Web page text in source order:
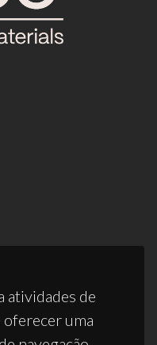
atividades de
oferecer uma